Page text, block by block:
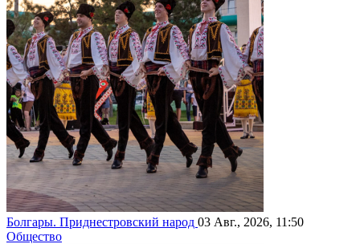
Болгары. Приднестровский народ 03 Авг., 2026, 11:50
Общество